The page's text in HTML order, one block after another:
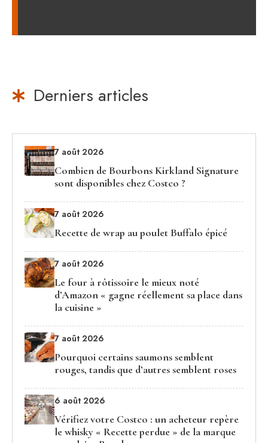
Derniers articles
7 août 2026
Combien de Bourbons Kirkland Signature
sont disponibles chez Costco ?
7 août 2026
Recette de wrap au poulet Buffalo épicé
7 août 2026
Le four à rôtissoire le mieux noté
d’Amazon « gagne réellement sa place dans
la cuisine »
7 août 2026
Pourquoi certains saumons semblent
rouges, tandis que d’autres semblent roses
6 août 2026
Vérifiez votre Costco : un acheteur repère
le whisky « Recette perdue » de la marque